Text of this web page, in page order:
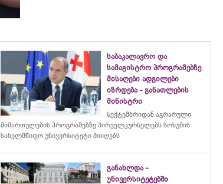
საბაკალავრო და
სამაგისტრო პროგრამებზე
მისაღები ადგილები
იზრდება - განათლების
მინისტრი
სექტემბრიდან აგრარული
მიმართულების პროგრამებზე პირველკურსელებს სოხუმის
სახელმწიფო უნივერსიტეტი მიიღებს
განახლდა -
უნივერსიტეტებში